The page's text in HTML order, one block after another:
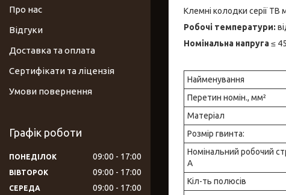
Клемні колодки серії ТВ
Робочі температури:
Номінальна напруга≤
Найменування
Перетин номін., мм²
Матеріал
Розмір гвинта:
Номінальний робочий
А
Кіл-ть полюсів
Про нас
Відгуки
Доставка та оплата
Сертифікати та ліцензія
Умови повернення
Графік роботи
ПОНЕДІЛОК 09:00 17:00
ВІВТОРОК 09:00 17:00
СЕРЕДА 09:00 17:00